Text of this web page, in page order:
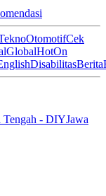
OtomotifCek
GlobalHotOn
DisabilitasBerita
Tengah - DIYJawa